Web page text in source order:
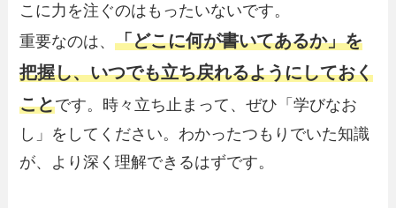
こに力を注ぐのはもったいないです。
重要なのは、「どこに何が書いてあるか」を
把握し、いつでも立ち戻れるようにしておく
ことです。時々立ち止まって、ぜひ「学びなお
し」をしてください。わかったつもりでいた知識
が、より深く理解できるはずです。